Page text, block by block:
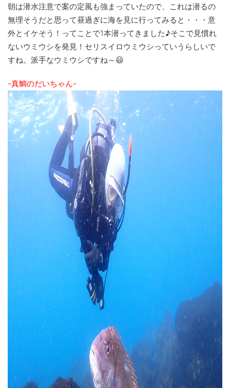
朝は潜水注意で案の定風も強まっていたので、これは潜るの
無理そうだと思って昼過ぎに海を見に行ってみると・・・意
外とイケそう！ってことで1本潜ってきました♪そこで見慣れ
ないウミウシを発見！セリスイロウミウシっていうらしいで
すね。派手なウミウシですね～😃
-真鯛のだいちゃん-